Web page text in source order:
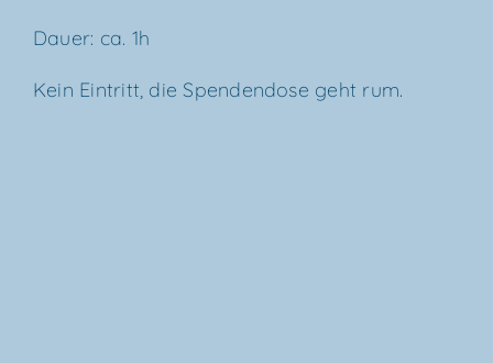
Dau­er: ca. 1h
Kein Ein­tritt, die Spen­den­do­se geht rum.